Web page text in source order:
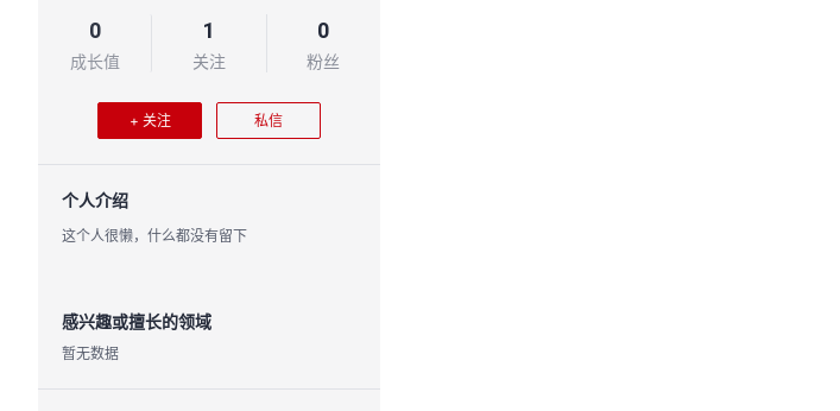
0
成长值
1
关注
0
粉丝
+ 关注 私信
个人介绍
这个人很懒，什么都没有留下
感兴趣或擅长的领域
暂无数据